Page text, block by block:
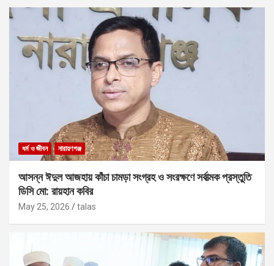
ধর্ম ও জীবন নারায়ণগঞ্জ
আসন্ন ঈদুল আজহায় কাঁচা চামড়া সংগ্রহ ও সংরক্ষণে সর্বাত্মক প্রস্তুতি
ডিসি মো: রায়হান কবির
May 25, 2026 talas